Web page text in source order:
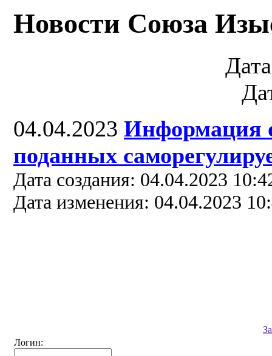
Новости Союза
04.04.2023 Информация
поданных
Дата создания: 04.04.2023
Дата изменения: 04.04.2023
Логин: